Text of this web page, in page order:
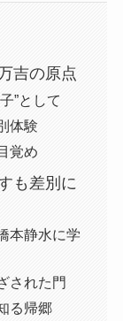
吉の原点
”として
体験
覚め
も差別に
本静水に学
された門
る帰郷